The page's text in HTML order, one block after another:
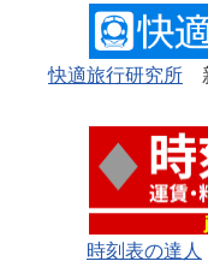
快適旅行研究所
時刻表の達人